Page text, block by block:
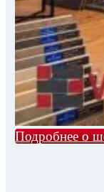
Подробнее о